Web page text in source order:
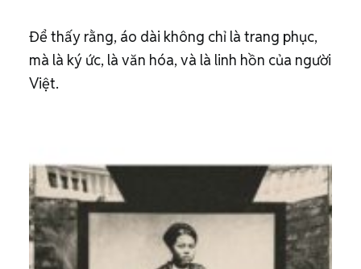
Để thấy rằng, áo dài không chỉ là trang phục,
mà là ký ức, là văn hóa, và là linh hồn của người
Việt.